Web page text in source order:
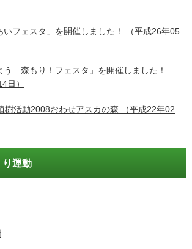
いフェスタ」を開催しました！
（平成26年05
う 森もり！フェスタ」を開催しました！
日）
活動2008おわせアスカの森 （平成22年02
り運動